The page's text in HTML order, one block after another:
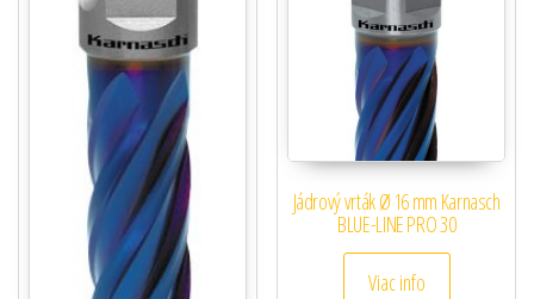
Jádrový vrták Ø 16 mm Karnasch
BLUE-LINE PRO 30
Viac info